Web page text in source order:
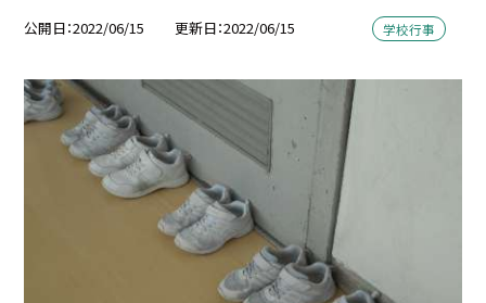
公開日 2022/06/15 更新日 2022/06/15 学校行事